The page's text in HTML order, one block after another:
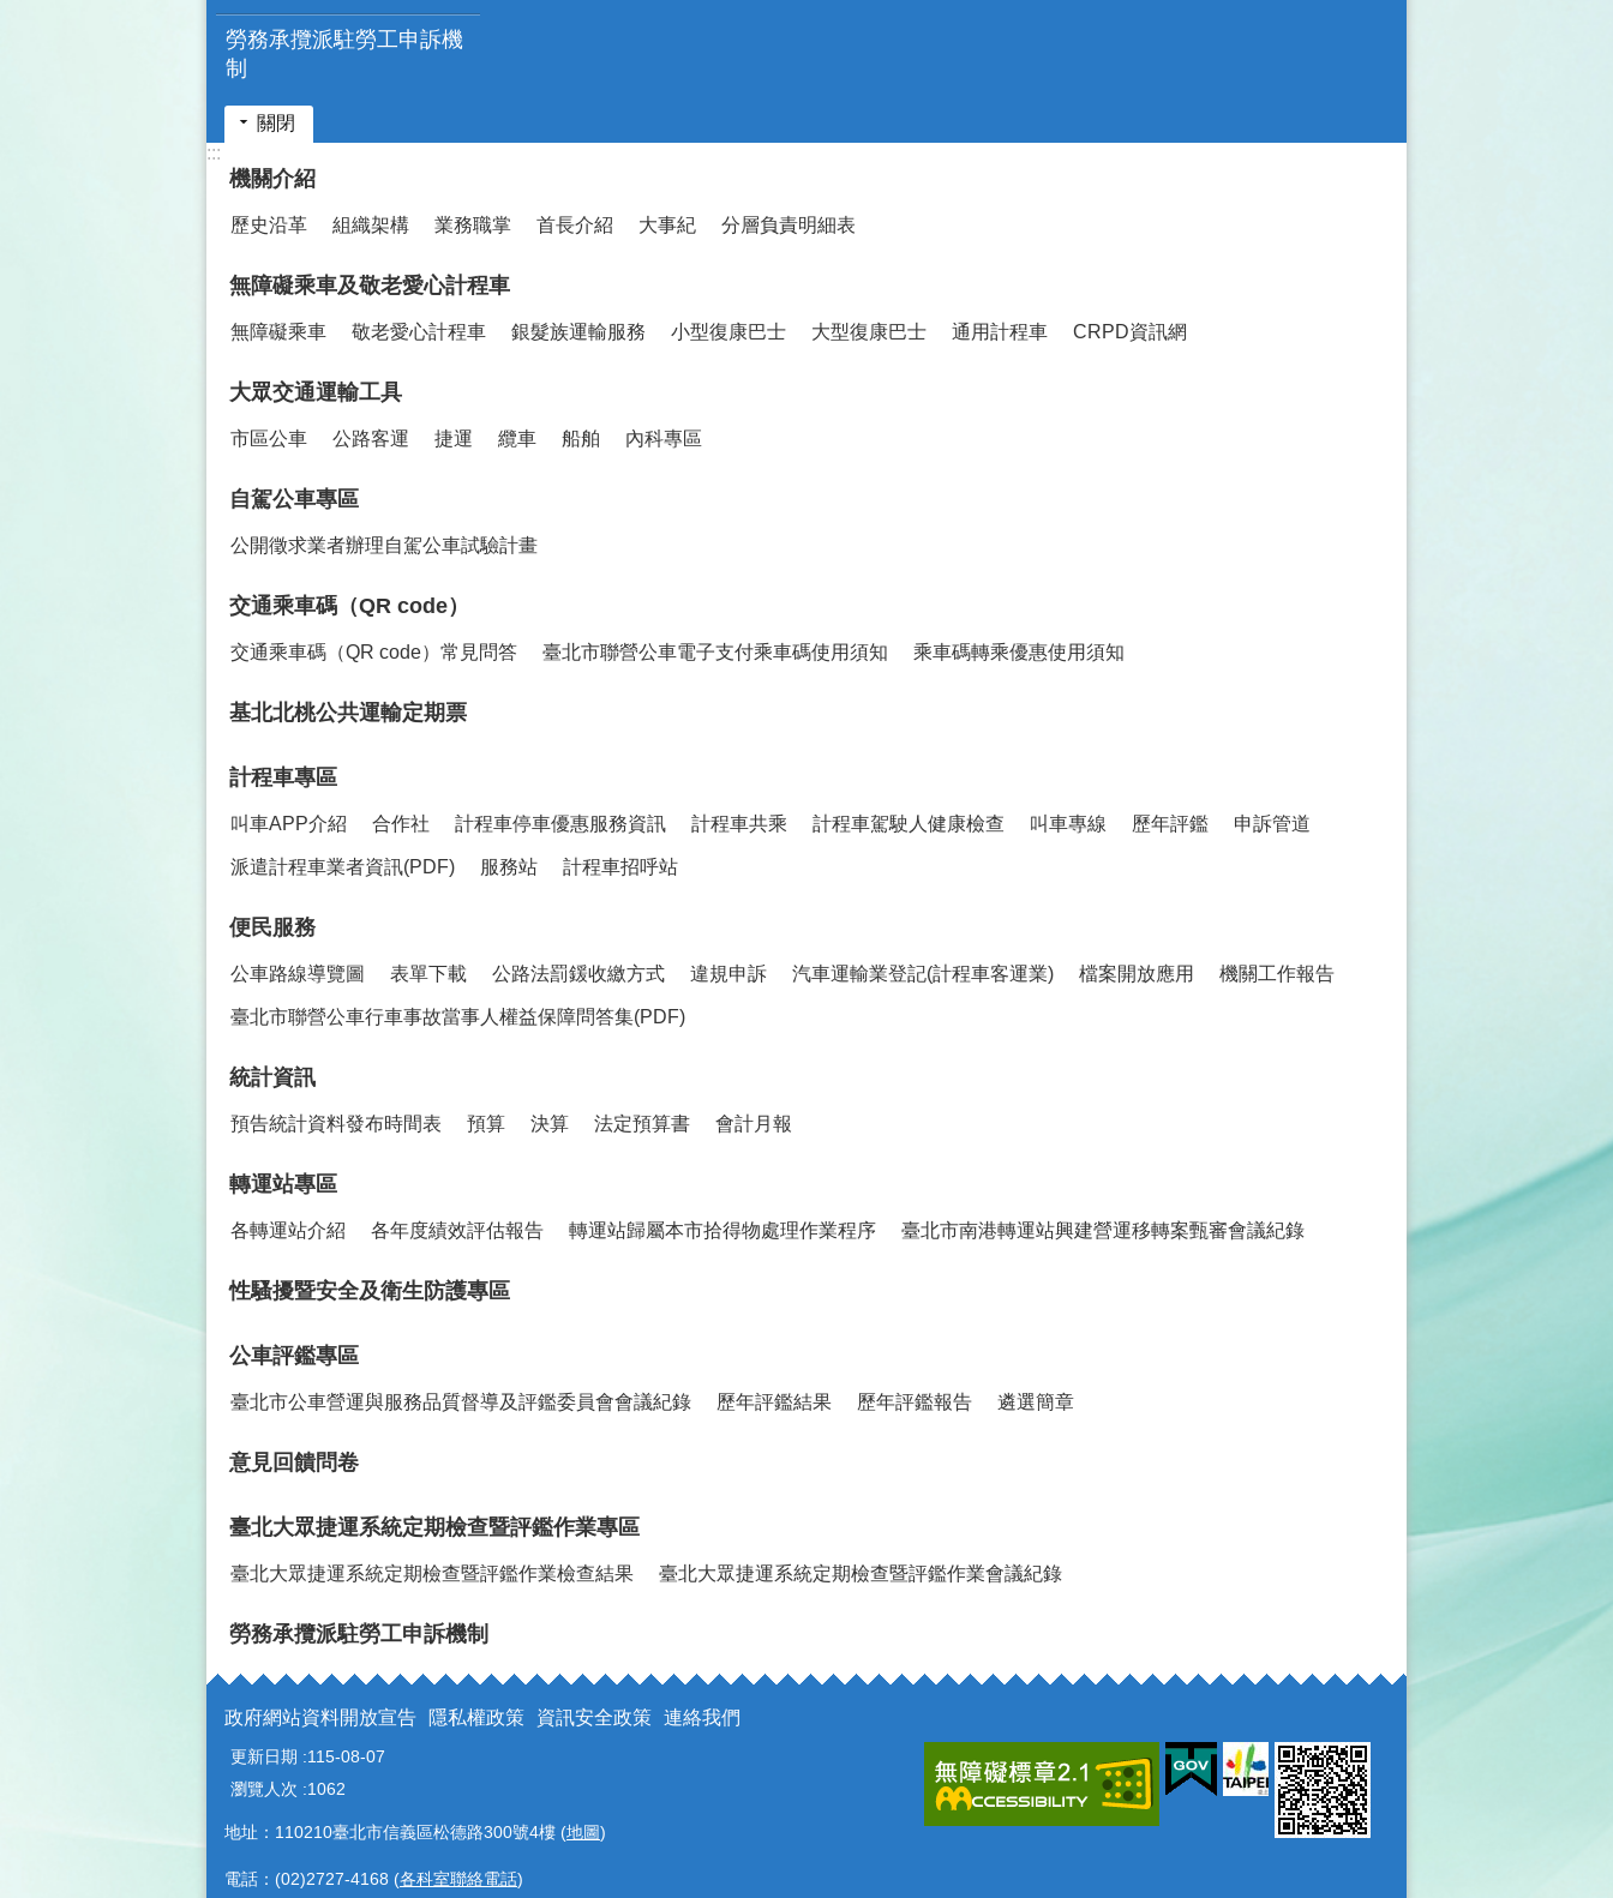
勞務承攬派駐勞工申訴機
制
關閉
:::
機關介紹
歷史沿革 組織架構 業務職掌 首長介紹 大事紀 分層負責明細表
無障礙乘車及敬老愛心計程車
無障礙乘車 敬老愛心計程車 銀髮族運輸服務 小型復康巴士 大型復康巴士 通用計程車 CRPD資訊網
大眾交通運輸工具
市區公車 公路客運 捷運 纜車 船舶 內科專區
自駕公車專區
公開徵求業者辦理自駕公車試驗計畫
交通乘車碼（QR code）
交通乘車碼（QR code）常見問答 臺北市聯營公車電子支付乘車碼使用須知 乘車碼轉乘優惠使用須知
基北北桃公共運輸定期票
計程車專區
叫車APP介紹 合作社 計程車停車優惠服務資訊 計程車共乘 計程車駕駛人健康檢查 叫車專線 歷年評鑑 申訴管道
派遣計程車業者資訊(PDF) 服務站 計程車招呼站
便民服務
公車路線導覽圖 表單下載 公路法罰鍰收繳方式 違規申訴 汽車運輸業登記(計程車客運業) 檔案開放應用 機關工作報告
臺北市聯營公車行車事故當事人權益保障問答集(PDF)
統計資訊
預告統計資料發布時間表 預算 決算 法定預算書 會計月報
轉運站專區
各轉運站介紹 各年度績效評估報告 轉運站歸屬本市拾得物處理作業程序 臺北市南港轉運站興建營運移轉案甄審會議紀錄
性騷擾暨安全及衛生防護專區
公車評鑑專區
臺北市公車營運與服務品質督導及評鑑委員會會議紀錄 歷年評鑑結果 歷年評鑑報告 遴選簡章
意見回饋問卷
臺北大眾捷運系統定期檢查暨評鑑作業專區
臺北大眾捷運系統定期檢查暨評鑑作業檢查結果 臺北大眾捷運系統定期檢查暨評鑑作業會議紀錄
勞務承攬派駐勞工申訴機制
政府網站資料開放宣告 隱私權政策 資訊安全政策 連絡我們
更新日期
115-08-07
瀏覽人次
1062
地址：110210臺北市信義區松德路300號4樓 (地圖)
電話：(02)2727-4168 (各科室聯絡電話)